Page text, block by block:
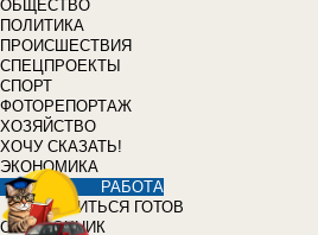
ОБЩЕСТВО
ПОЛИТИКА
ПРОИСШЕСТВИЯ
СПЕЦПРОЕКТЫ
СПОРТ
ФОТОРЕПОРТАЖ
ХОЗЯЙСТВО
ХОЧУ СКАЗАТЬ!
ЭКОНОМИКА
РАБОТА
УЧИТЬСЯ ГОТОВ
СПРАВОЧНИК